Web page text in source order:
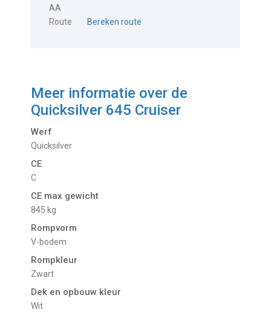
AA
Route
Bereken route
Meer informatie over de
Quicksilver 645 Cruiser
Werf
Quicksilver
CE
C
CE max gewicht
845 kg
Rompvorm
V-bodem
Rompkleur
Zwart
Dek en opbouw kleur
Wit